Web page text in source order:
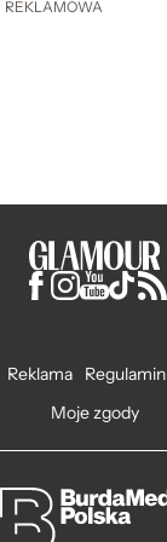
REKLAMOWA
Reklama Regulamin
Moje zgody